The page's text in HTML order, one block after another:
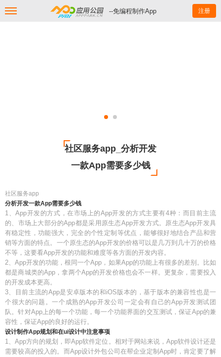
--免编程制作App 注册
社区服务app_分析开发
一款App需要多少钱
社区服务app
分析开发一款App需要多少钱
1、App开发的方式，在市场上的App开发的方式主要有4种：而目前主流
的、市场上大部分的App都是采用原生态App开发方式。原生态App开发具
有稳定性，功能强大，完全的个性定制等优点，能够很好地结合产品和营
销等方面的特点。一个原生态的App开发的价格可以是几万到几十万的价格
不等，这要看App开发的功能和难度等各方面的开发内容。
2、App开发的功能，根同一个App，如果App的功能上有很多的差别。比如
都是商城类的App，拿两个App的开发价格也会不一样。更复杂，需要投入
的开发成本更高。
3、目前主流的App是安卓版本的和iOS版本的，基于版本的兼容性也是一
个很大的问题。一个成熟的App开发公司一定会有自己的App开发测试团
队。针对App上的每一个功能，每一个功能界面的交互测试，保证App的兼
容性，保证App的良好的运行。
设计制作App规划和在ui设计中注意事项
1、App方向的规划，即App软件定位。相对于网站来说，App软件设计还是
需要较高的投入的。而App设计外包公司在帮企业定制App时，肯定要了解